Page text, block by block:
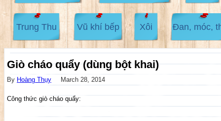
Trung Thu Vũ khí bếp Xôi Đan, móc,
Giò cháo quẩy (dùng bột khai)
By Hoàng Thụy March 28, 2014
Công thức giò cháo quẩy: